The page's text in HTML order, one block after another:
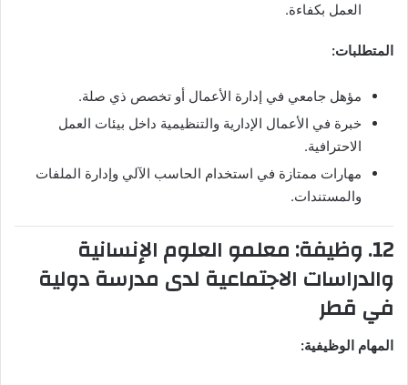
العمل بكفاءة.
المتطلبات:
مؤهل جامعي في إدارة الأعمال أو تخصص ذي صلة.
خبرة في الأعمال الإدارية والتنظيمية داخل بيئات العمل
الاحترافية.
مهارات ممتازة في استخدام الحاسب الآلي وإدارة الملفات
والمستندات.
12. وظيفة: معلمو العلوم الإنسانية
والدراسات الاجتماعية لدى مدرسة دولية
في قطر
المهام الوظيفية: